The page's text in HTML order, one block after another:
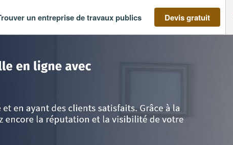
un entreprise de travaux publics Devis gratuit